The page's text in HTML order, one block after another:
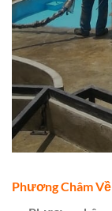
Phương Châm